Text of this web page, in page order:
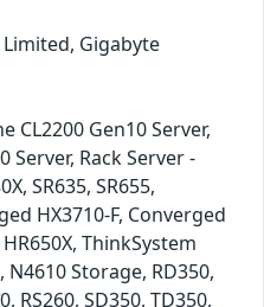
Gigabyte
CL2200 Gen10 Server,
Server, Rack Server -
SR635, SR655,
HX3710-F, Converged
HR650X, ThinkSystem
N4610 Storage, RD350,
RS260, SD350, TD350,